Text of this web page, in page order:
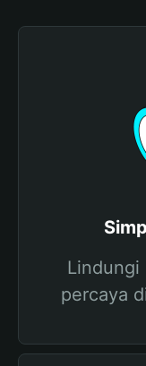
Lindungi
percaya